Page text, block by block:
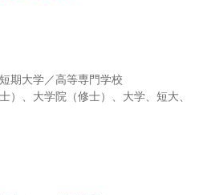
期大学／高等専門学校
）、大学院（修士）、大学、短大、